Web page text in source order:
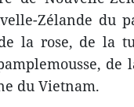
Zélande ​du
la rose, de la
de
du Vietnam.